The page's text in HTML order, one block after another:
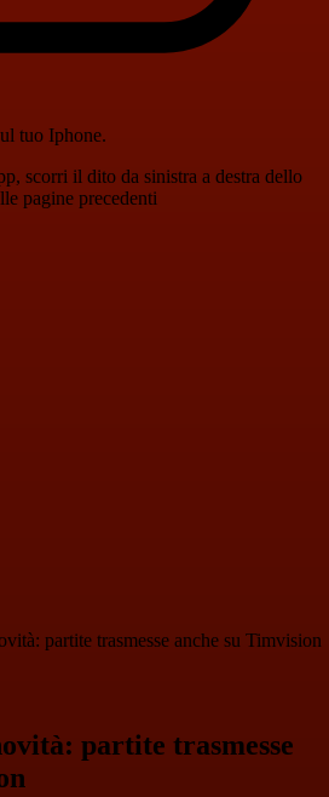
tuo Iphone.
scorri il dito da sinistra a destra dello
pagine precedenti
partite trasmesse anche su Timvision
partite trasmesse